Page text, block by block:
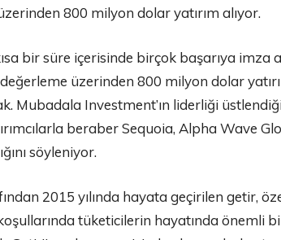
800 milyon dolar yatırım alıyor.
bir süre içerisinde birçok başarıya
üzerinden 800 milyon dolar
Mubadala Investment’ın liderliği
beraber Sequoia, Alpha Wave
söyleniyor.
2015 yılında hayata geçirilen getir,
tüketicilerin hayatında önemli